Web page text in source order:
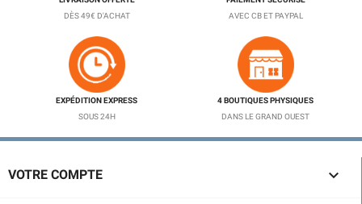
DÈS 49€ D'ACHAT
AVEC CB ET PAYPAL
EXPÉDITION EXPRESS
SOUS 24H
4 BOUTIQUES PHYSIQUES
DANS LE GRAND OUEST
VOTRE COMPTE 